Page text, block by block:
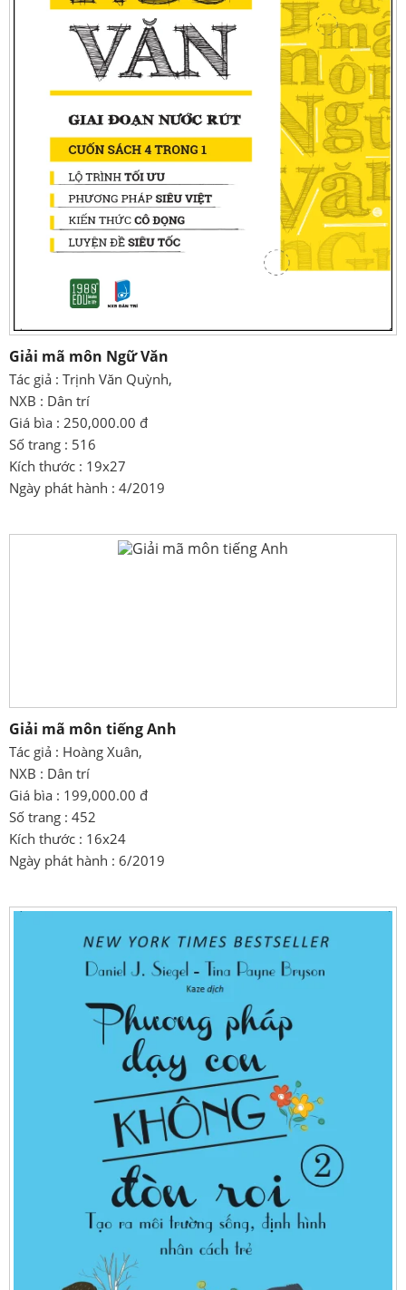
Giải mã môn Ngữ Văn
Tác giả : Trịnh Văn Quỳnh,
NXB : Dân trí
Giá bìa : 250,000.00 đ
Số trang : 516
Kích thước : 19x27
Ngày phát hành : 4/2019
Giải mã môn tiếng Anh
Tác giả : Hoàng Xuân,
NXB : Dân trí
Giá bìa : 199,000.00 đ
Số trang : 452
Kích thước : 16x24
Ngày phát hành : 6/2019